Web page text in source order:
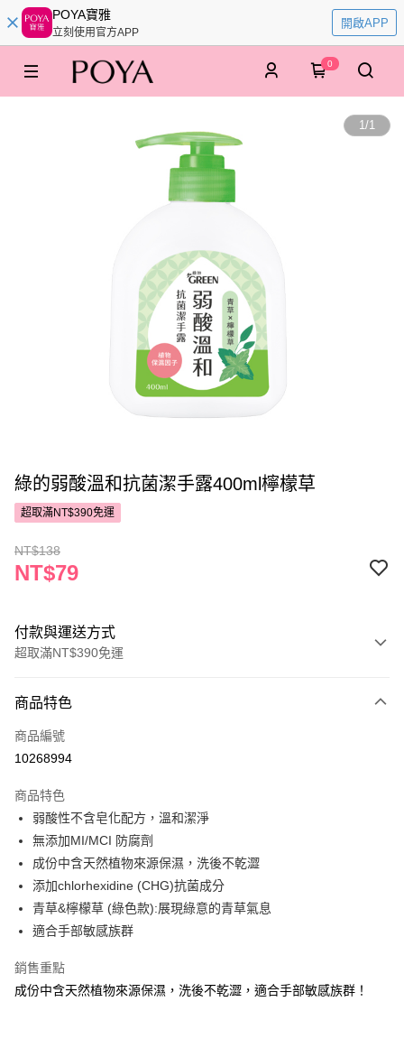
POYA寶雅
立刻使用官方APP
開啟APP
0
1/1
綠的弱酸溫和抗菌潔手露400ml檸檬草
超取滿NT$390免運
NT$138
NT$79
付款與運送方式
超取滿NT$390免運
POYA支付
信用卡一次付款
LINE Pay
Apple Pay
街口支付
悠遊付
商品特色
商品編號
10268994
商品特色
弱酸性不含皂化配方，溫和潔淨
無添加MI/MCI 防腐劑
成份中含天然植物來源保濕，洗後不乾澀
添加chlorhexidine (CHG)抗菌成分
青草&檸檬草 (綠色款):展現綠意的青草氣息
適合手部敏感族群
銷售重點
成份中含天然植物來源保濕，洗後不乾澀，適合手部敏感族群！